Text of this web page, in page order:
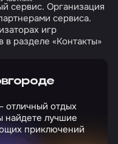
сервис. Организация
сервиса.
игр
в разделе «Контакты»
отличный отдых
найдете лучшие
приключений